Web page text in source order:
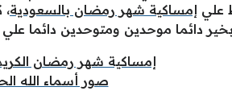
علي إمساكية شهر رمضان بالسعودية،
إمساكية شهر رمضان
صور أسماء الله